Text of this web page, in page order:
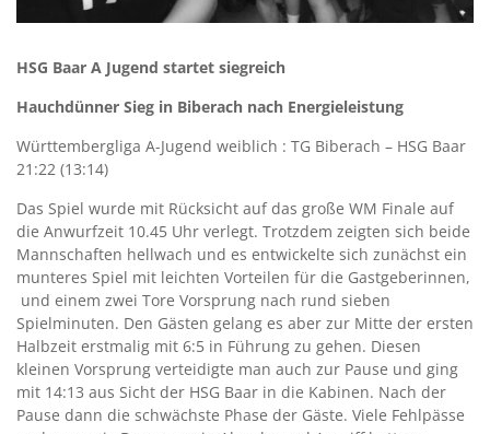
HSG Baar A Jugend startet siegreich
Hauchdünner Sieg in Biberach nach Energieleistung
Württembergliga A-Jugend weiblich : TG Biberach – HSG Baar
21:22 (13:14)
Das Spiel wurde mit Rücksicht auf das große WM Finale auf
die Anwurfzeit 10.45 Uhr verlegt. Trotzdem zeigten sich beide
Mannschaften hellwach und es entwickelte sich zunächst ein
munteres Spiel mit leichten Vorteilen für die Gastgeberinnen,
und einem zwei Tore Vorsprung nach rund sieben
Spielminuten. Den Gästen gelang es aber zur Mitte der ersten
Halbzeit erstmalig mit 6:5 in Führung zu gehen. Diesen
kleinen Vorsprung verteidigte man auch zur Pause und ging
mit 14:13 aus Sicht der HSG Baar in die Kabinen. Nach der
Pause dann die schwächste Phase der Gäste. Viele Fehlpässe